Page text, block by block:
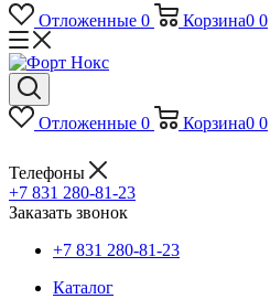
Отложенные 0 Корзина0 0
Отложенные 0 Корзина0 0
Телефоны
+7 831 280-81-23
Заказать звонок
+7 831 280-81-23
Каталог